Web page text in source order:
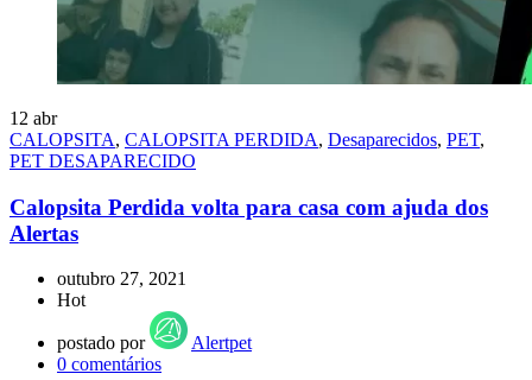
12 abr
CALOPSITA, CALOPSITA PERDIDA, Desaparecidos, PET,
PET DESAPARECIDO
Calopsita Perdida volta para casa com ajuda dos
Alertas
outubro 27, 2021
Hot
postado por
Alertpet
0 comentários